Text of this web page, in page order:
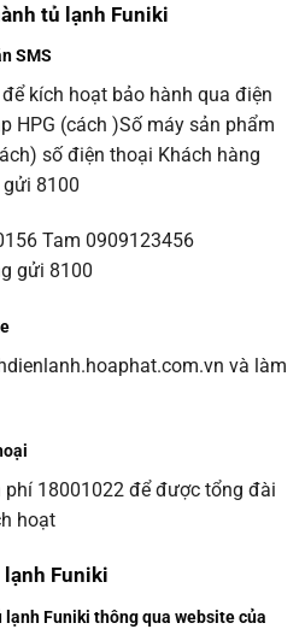
tủ lạnh Funiki
SMS
kích hoạt bảo hành qua điện
HPG (cách )Số máy sản phẩm
số điện thoại Khách hàng
8100
Tam 0909123456
gửi 8100
và làm
phí 18001022 để được tổng đài
hoạt
lạnh Funiki
lạnh Funiki thông qua website của